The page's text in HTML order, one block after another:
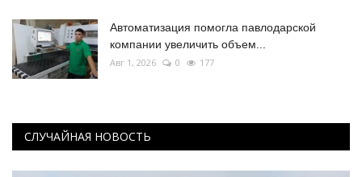
Автоматизация помогла павлодарской
компании увеличить объем...
Авг 1, 2026 0 177
СЛУЧАЙНАЯ НОВОСТЬ